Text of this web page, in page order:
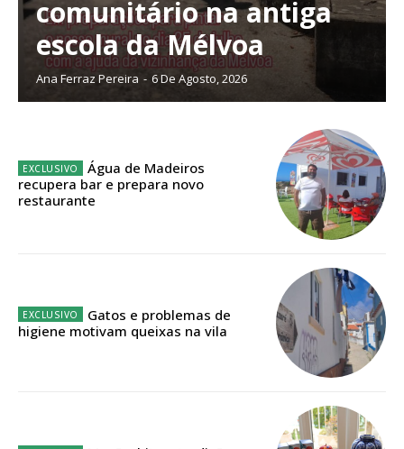
ASSINATURA
32
Edição em papel entregue à Quinta-feira em sua
Acesso ao conteúdo online
Acesso aos conteúdos Exclusivos para
comunitário na antiga
escola da Mélvoa
Ana Ferraz Pereira - 6 De Agosto, 2026
Água de Madeiros
recupera bar e prepara novo
restaurante
Gatos e problemas de
higiene motivam queixas na vila